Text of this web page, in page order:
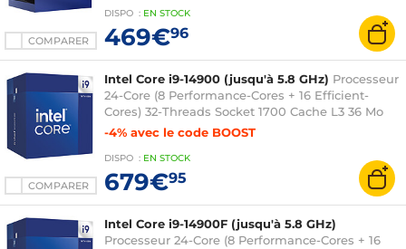
COMPARER
ans)
DISPO : EN STOCK
469€96
COMPARER
Intel Core i9-14900 (jusqu'à 5.8 GHz) Processeur
24-Core (8 Performance-Cores + 16 Efficient-
Cores) 32-Threads Socket 1700 Cache L3 36 Mo
Intel UHD Graphics 770 0.010 micron (version
-4% avec le code BOOST
DISPO : EN STOCK
679€95
Intel Core i9-14900F (jusqu'à 5.8 GHz)
Processeur 24-Core (8 Performance-Cores + 16